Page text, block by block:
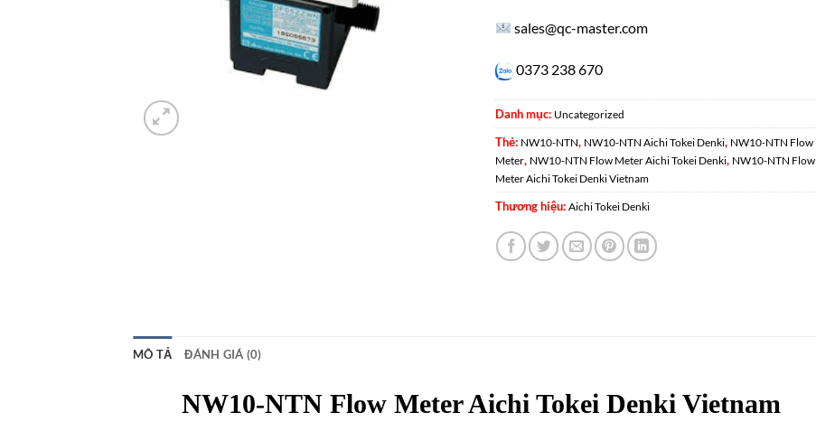
sales@qc-master.com
0373 238 670
Danh mục: Uncategorized
Thẻ: NW10-NTN, NW10-NTN Aichi Tokei Denki, NW10-NTN Flow
Meter, NW10-NTN Flow Meter Aichi Tokei Denki, NW10-NTN Flow
Meter Aichi Tokei Denki Vietnam
Thương hiệu: Aichi Tokei Denki
MÔ TẢ ĐÁNH GIÁ (0)
NW10-NTN Flow Meter Aichi Tokei Denki Vietnam